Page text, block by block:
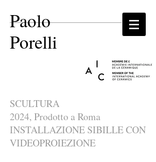
Paolo
Porelli
SCULTURA
2024, Prodotto a Roma
INSTALLAZIONE SIBILLE CON
VIDEOPROIEZIONE